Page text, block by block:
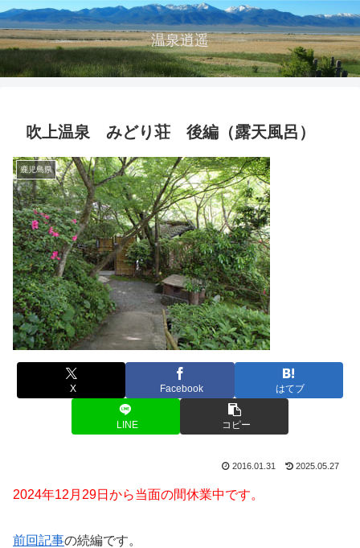
温泉逍遥
吹上温泉 みどり荘 後編（露天風呂）
鹿児島県
X Facebook はてブ
LINE コピー
2016.01.31 2025.05.27
2024年12月29日から当面の間休業中です。
前回記事の続編です。